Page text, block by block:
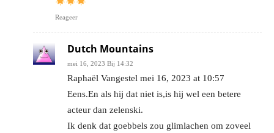
Reageer
Dutch Mountains
mei 16, 2023 Bij 14:32
Raphaël Vangestel mei 16, 2023 at 10:57
Eens.En als hij dat niet is,is hij wel een betere
acteur dan zelenski.
Ik denk dat goebbels zou glimlachen om zoveel